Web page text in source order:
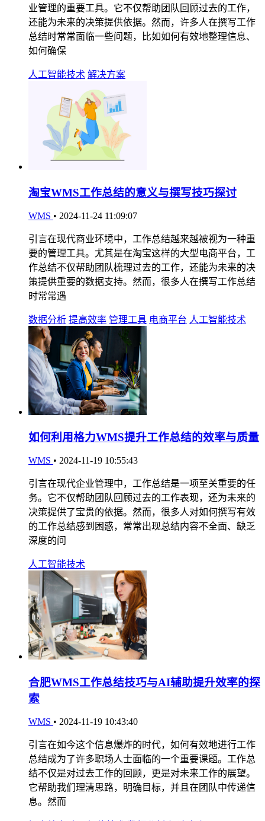
业管理的重要工具。它不仅帮助团队回顾过去的工作，
还能为未来的决策提供依据。然而，许多人在撰写工作
总结时常常面临一些问题，比如如何有效地整理信息、
如何确保
人工智能技术 解决方案
淘宝WMS工作总结的意义与撰写技巧探讨
WMS • 2024-11-24 11:09:07
引言在现代商业环境中，工作总结越来越被视为一种重
要的管理工具。尤其是在淘宝这样的大型电商平台，工
作总结不仅帮助团队梳理过去的工作，还能为未来的决
策提供重要的数据支持。然而，很多人在撰写工作总结
时常常遇
数据分析 提高效率 管理工具 电商平台 人工智能技术
如何利用格力WMS提升工作总结的效率与质量
WMS • 2024-11-19 10:55:43
引言在现代企业管理中，工作总结是一项至关重要的任
务。它不仅帮助团队回顾过去的工作表现，还为未来的
决策提供了宝贵的依据。然而，很多人对如何撰写有效
的工作总结感到困惑，常常出现总结内容不全面、缺乏
深度的问
人工智能技术
合肥WMS工作总结技巧与AI辅助提升效率的探
索
WMS • 2024-11-19 10:43:40
引言在如今这个信息爆炸的时代，如何有效地进行工作
总结成为了许多职场人士面临的一个重要课题。工作总
结不仅是对过去工作的回顾，更是对未来工作的展望。
它帮助我们理清思路，明确目标，并且在团队中传递信
息。然而